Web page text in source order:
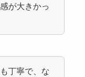
が大きかっ
丁寧で、な